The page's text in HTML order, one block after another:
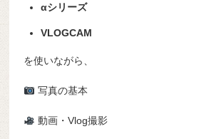
αシリーズ
VLOGCAM
を使いながら、
写真の基本
動画・Vlog撮影